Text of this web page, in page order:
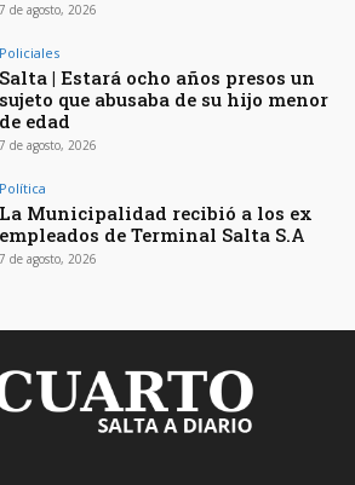
7 de agosto, 2026
Policiales
Salta | Estará ocho años presos un
sujeto que abusaba de su hijo menor
de edad
7 de agosto, 2026
Política
La Municipalidad recibió a los ex
empleados de Terminal Salta S.A
7 de agosto, 2026